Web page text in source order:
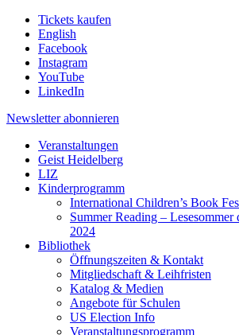
Tickets kaufen
English
Facebook
Instagram
YouTube
LinkedIn
Newsletter abonnieren
Veranstaltungen
Geist Heidelberg
LIZ
Kinderprogramm
International Children’s Book
Summer Reading –
2024
Bibliothek
Öffnungszeiten & Kontakt
Mitgliedschaft & Leihfristen
Katalog & Medien
Angebote für Schulen
US Election Info
Veranstaltungsprogramm